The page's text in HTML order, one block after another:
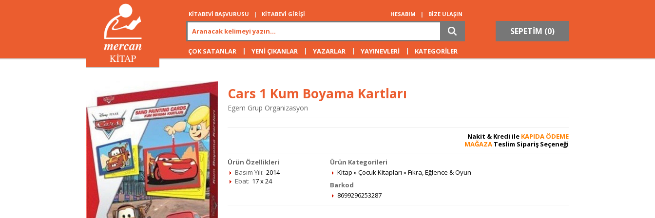
KİTABEVİ BAŞVURUSU | KİTABEVİ GİRİŞİ HESABIM | BİZE ULAŞIN
SEPETİM (0)
ÇOK SATANLAR | YENİ ÇIKANLAR | YAZARLAR | YAYINEVLERİ | KATEGORİLER
Cars 1 Kum Boyama Kartları
Egem Grup Organizasyon
Nakit & Kredi ile KAPIDA ÖDEME
MAĞAZA Teslim Sipariş Seçeneği
Ürün Özellikleri
Basım Yılı: 2014
Ebat: 17 x 24
Ürün Kategorileri
Kitap »Çocuk Kitapları »Fıkra, Eğlence & Oyun
Barkod
8699296253287